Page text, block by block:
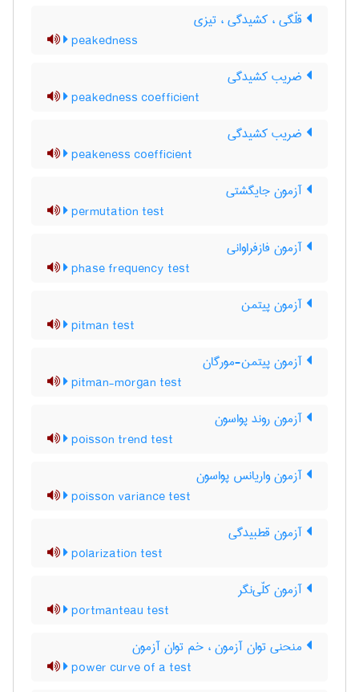
قلّگی ، کشیدگی ، تیزی
peakedness
ضریب کشیدگی
peakedness coefficient
ضریب کشیدگی
peakeness coefficient
آزمون جایگشتی
permutation test
آزمون فازفراوانی
phase frequency test
آزمون پیتمن
pitman test
آزمون پیتمن-مورگان
pitman-morgan test
آزمون روند پواسون
poisson trend test
آزمون واریانس پواسون
poisson variance test
آزمون قطبیدگی
polarization test
آزمون کلّی‌نگر
portmanteau test
منحنی توان آزمون ، خم توان آزمون
power curve of a test